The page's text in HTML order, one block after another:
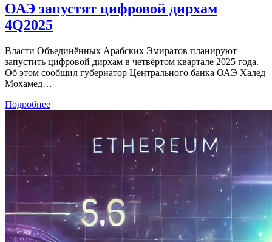
ОАЭ запустят цифровой дирхам
4Q2025
Власти Объединённых Арабских Эмиратов планируют
запустить цифровой дирхам в четвёртом квартале 2025 года.
Об этом сообщил губернатор Центрального банка ОАЭ Халед
Мохамед…
Подробнее